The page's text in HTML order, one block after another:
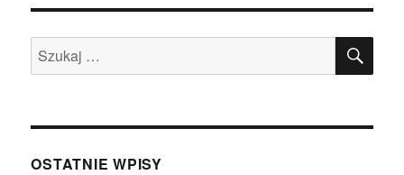
Szukaj:
OSTATNIE WPISY